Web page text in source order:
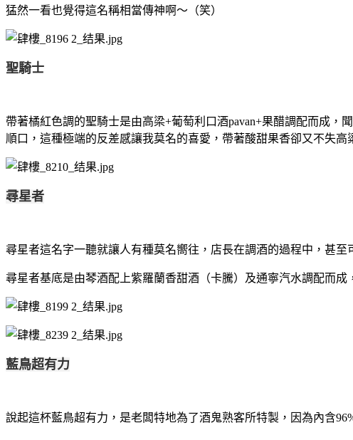
猛然一看也覺得這名稱相當傳神啊～（笑）
聖騎士
帶著橘紅色調的聖騎士是由高梁+葡萄利口酒pavan+果醋調配而成，
順口，這種極端的反差感讓我莫名的喜愛，帶著酸甜果香卻又不失高
尋星者
尋星者這名字一聽就讓人有種莫名嚮往，店長在調酒的過程中，甚
尋星者基底是由琴酒配上紫羅蘭香甜酒（卡騰）及通寧汽水調配而
藍鳥超有力
說起這杯藍鳥超有力，是老闆特地為了酒鬼熟客所特製，因為內含